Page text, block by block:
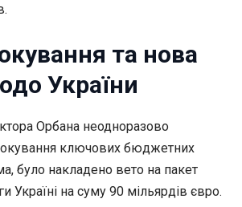
та нова
України
Орбана неодноразово
ключових бюджетних
було накладено вето на пакет
Україні на суму 90 мільярдів євро.